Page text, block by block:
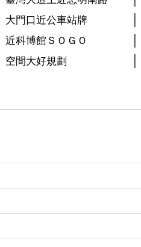
大門口近公車站牌
近科博館ＳＯＧＯ
空間大好規劃